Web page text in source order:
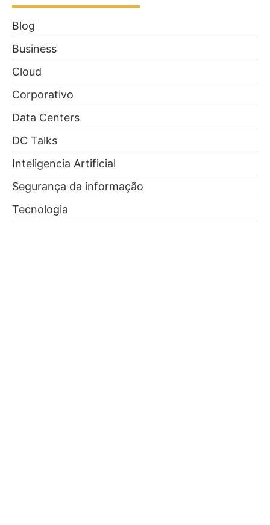
Blog
Business
Cloud
Corporativo
Data Centers
DC Talks
Inteligencia Artificial
Segurança da informação
Tecnologia